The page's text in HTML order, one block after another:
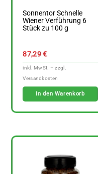
Sonnentor Schnelle
Wiener Verführung 6
Stück zu 100 g
87,29€
In den Warenkorb